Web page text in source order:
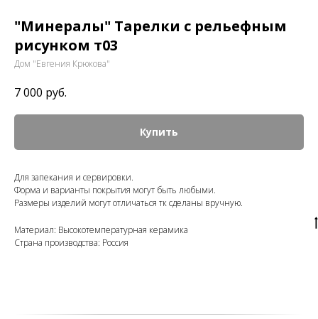
"Минералы" Тарелки с рельефным
рисунком т03
Дом "Евгения Крюкова"
7 000 руб.
Купить
Для запекания и сервировки.
Форма и варианты покрытия могут быть любыми.
Размеры изделий могут отличаться тк сделаны вручную.
Материал: Высокотемпературная керамика
Страна производства: Россия